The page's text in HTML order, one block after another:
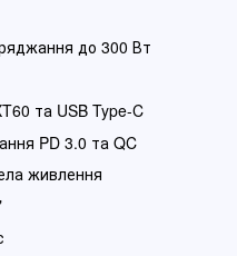
до 300 Вт
та USB Type-C
PD 3.0 та QC
живлення